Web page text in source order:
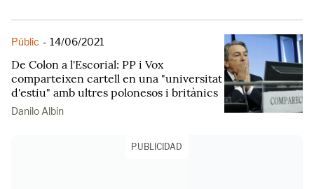
Públic - 14/06/2021
De Colon a l'Escorial: PP i Vox
comparteixen cartell en una "universitat
d'estiu" amb ultres polonesos i britànics
Danilo Albin
PUBLICIDAD